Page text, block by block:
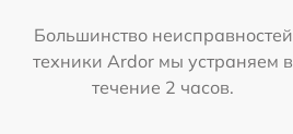
Большинство неисправностей
техники Ardor мы устраняем в
течение 2 часов.